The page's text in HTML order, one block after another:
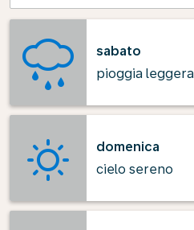
sabato
pioggia leggera
domenica
cielo sereno